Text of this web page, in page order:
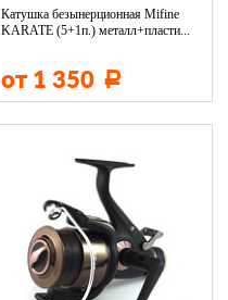
Катушка безынерционная Mifine
KARATE (5+1п.) металл+пласти...
от 1 350 Р